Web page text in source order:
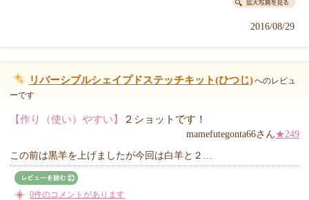
2016/08/29
リバーシブルシェイプドステッチキット(ひつじ)へのレビュ
ーです
【作り（使い）やすい】 ２ショットです！
mamefutegonta66さん★249
この前は黒羊を上げましたが今回は白羊と２…
0件のコメントがあります